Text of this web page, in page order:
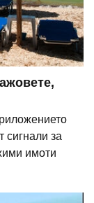
сигнали за
имоти